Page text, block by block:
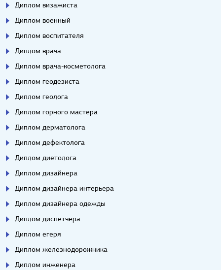
Диплом визажиста
Диплом военный
Диплом воспитателя
Диплом врача
Диплом врача-косметолога
Диплом геодезиста
Диплом геолога
Диплом горного мастера
Диплом дерматолога
Диплом дефектолога
Диплом диетолога
Диплом дизайнера
Диплом дизайнера интерьера
Диплом дизайнера одежды
Диплом диспетчера
Диплом егеря
Диплом железнодорожника
Диплом инженера